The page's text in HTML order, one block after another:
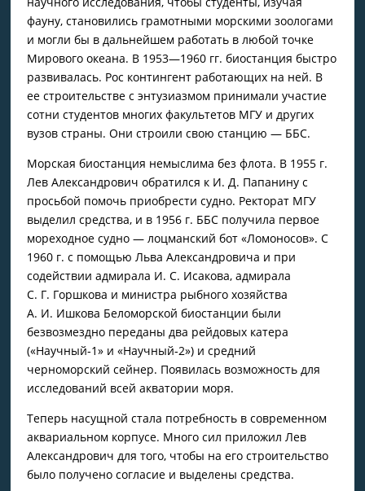
фауну, становились грамотными морскими зоологами
и могли бы в дальнейшем работать в любой точке
Мирового океана. В 1953—1960 гг. биостанция быстро
развивалась. Рос контингент работающих на ней. В
ее строительстве с энтузиазмом принимали участие
сотни студентов многих факультетов МГУ и других
вузов страны. Они строили свою станцию — ББС.
Морская биостанция немыслима без флота. В 1955 г.
Лев Александрович обратился к И. Д. Папанину с
просьбой помочь приобрести судно. Ректорат МГУ
выделил средства, и в 1956 г. ББС получила первое
мореходное судно — лоцманский бот «Ломоносов». С
1960 г. с помощью Льва Александровича и при
содействии адмирала И. С. Исакова, адмирала
С. Г. Горшкова и министра рыбного хозяйства
А. И. Ишкова Беломорской биостанции были
безвозмездно переданы два рейдовых катера
(«Научный‑1» и «Научный‑2») и средний
черноморский сейнер. Появилась возможность для
исследований всей акватории моря.
Теперь насущной стала потребность в современном
аквариальном корпусе. Много сил приложил Лев
Александрович для того, чтобы на его строительство
было получено согласие и выделены средства.